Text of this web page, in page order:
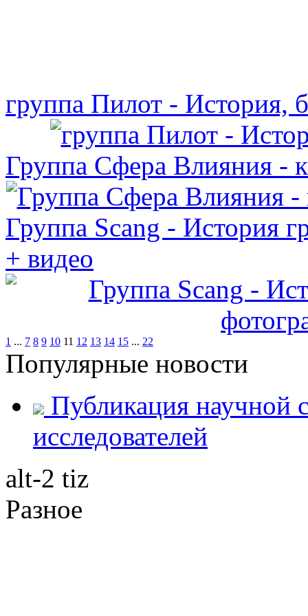
группа Пилот - История,
Группа Сфера Влияния -
Группа Scang - История
+ видео
1 ... 7 8 9 10 11 12 13 14 15 ... 22
Популярные новости
Публикация научной
исследователей
alt-2 tiz
Разное